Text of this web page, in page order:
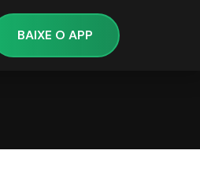
BAIXE O APP